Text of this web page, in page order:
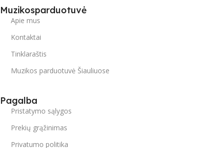
Muzikosparduotuvė
Apie mus
Kontaktai
Tinklaraštis
Muzikos parduotuvė Šiauliuose
Pagalba
Pristatymo sąlygos
Prekių grąžinimas
Privatumo politika